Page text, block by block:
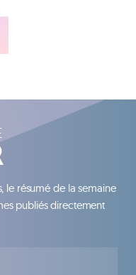
le résumé de la semaine
publiés directement